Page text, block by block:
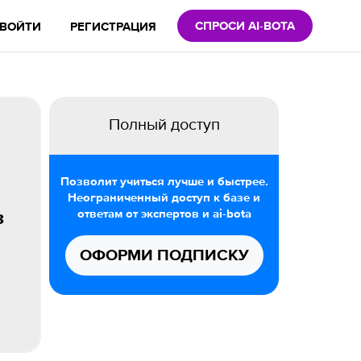
ВОЙТИ РЕГИСТРАЦИЯ СПРОСИ AI-BOTA
Полный доступ
Позволит учиться лучше и быстрее.
Неограниченный доступ к базе и
ответам от экспертов и ai-bota
ОФОРМИ ПОДПИСКУ